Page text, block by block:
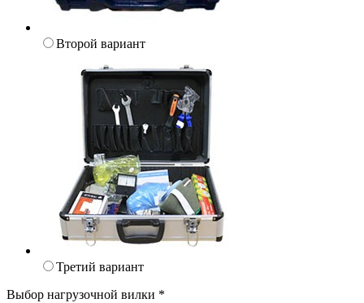
Второй вариант
Третий вариант
Выбор нагрузочной вилки *